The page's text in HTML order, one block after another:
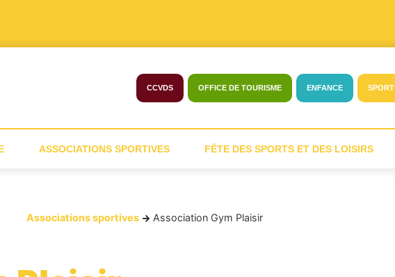
CCVDS OFFICE DE TOURISME ENFANCE SPORT
ASSOCIATIONS SPORTIVES FÊTE DES SPORTS ET DES LOISIRS
Associations sportives Association Gym Plaisir